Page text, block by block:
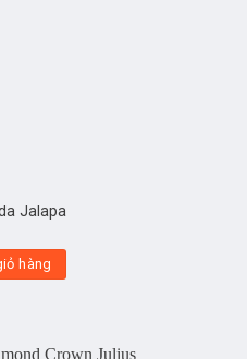
Jalapa
hàng